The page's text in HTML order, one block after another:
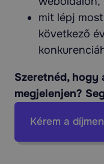
mit lépj
következő
Szeretnéd, hogy
megjelenjen?
Kérem a